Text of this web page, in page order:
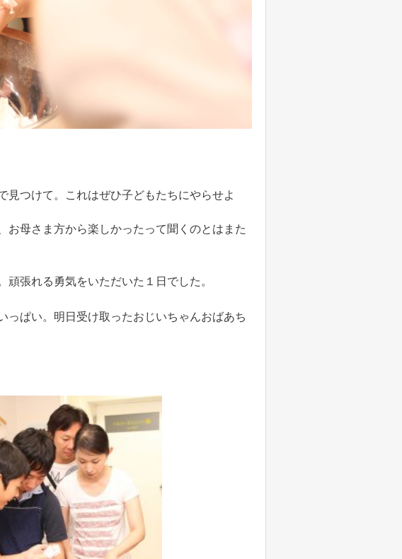
つけて。これはぜひ子どもたちにやらせよ
母さま方から楽しかったって聞くのとはまた
張れる勇気をいただいた１日でした。
ぱい。明日受け取ったおじいちゃんおばあち